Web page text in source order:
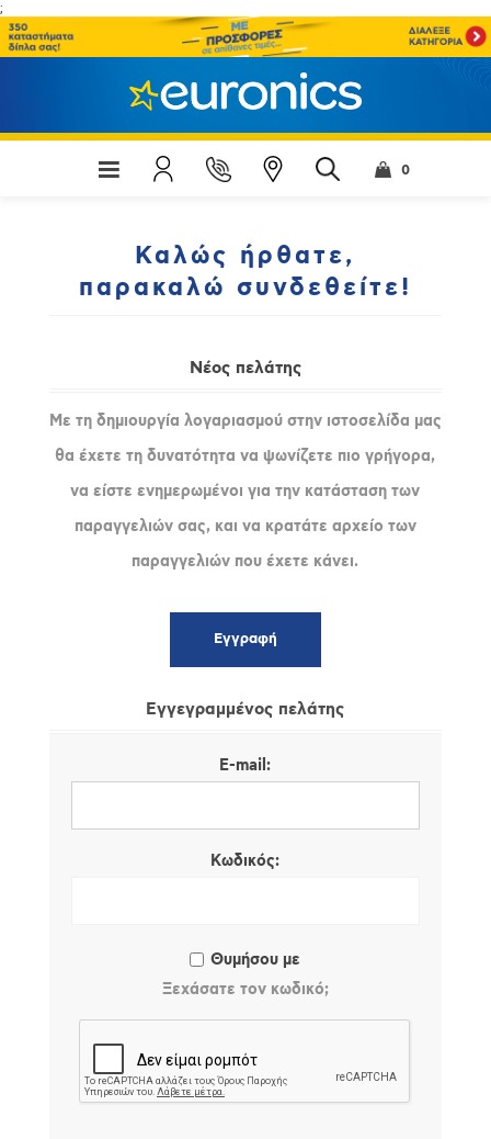
;
0
Καλώς ήρθατε,
παρακαλώ συνδεθείτε!
Νέος πελάτης
Με τη δημιουργία λογαριασμού στην ιστοσελίδα μας
θα έχετε τη δυνατότητα να ψωνίζετε πιο γρήγορα,
να είστε ενημερωμένοι για την κατάσταση των
παραγγελιών σας, και να κρατάτε αρχείο των
παραγγελιών που έχετε κάνει.
Εγγεγραμμένος πελάτης
E-mail:
Κωδικός:
Θυμήσου με
Ξεχάσατε τον κωδικό;